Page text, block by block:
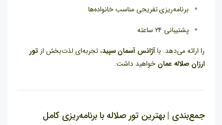
برنامه‌ریزی تفریحی مناسب خانواده‌ها
پشتیبانی ۲۴ ساعته
را ارائه می‌دهد. باآژانس آسمان سپید، تجربه‌ای لذت‌بخش از تور
ارزان صلاله عمان خواهید داشت.
جمع‌بندی | بهترین تور صلاله با برنامه‌ریزی کامل